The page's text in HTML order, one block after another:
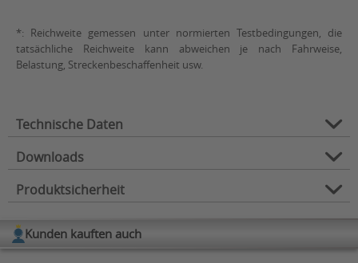
*: Reichweite gemessen unter normierten Testbedingungen, die
tatsächliche Reichweite kann abweichen je nach Fahrweise,
Belastung, Streckenbeschaffenheit usw.
Technische Daten
Belastbarkeit (in kg):
100
max. Reichweite (in
20
Einsatzbereich:
Downloads
Download Bedienungsanleitung
Produktsicherheit
Herstellerinformation
Kunden kauften auch